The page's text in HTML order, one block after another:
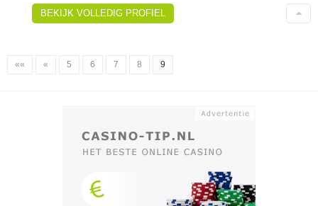
BEKIJK VOLLEDIG PROFIEL
«« « 5 6 7 8 9